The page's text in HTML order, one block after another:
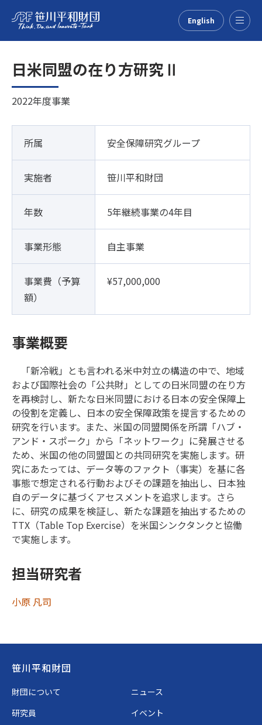
English
日米同盟の在り方研究Ⅱ
2022年度事業
所属 安全保障研究グループ
実施者 笹川平和財団
年数 5年継続事業の4年目
事業形態 自主事業
事業費（予算
額）
¥57,000,000
事業概要
「新冷戦」とも言われる米中対立の構造の中で、地域
および国際社会の「公共財」としての日米同盟の在り方
を再検討し、新たな日米同盟における日本の安全保障上
の役割を定義し、日本の安全保障政策を提言するための
研究を行います。また、米国の同盟関係を所謂「ハブ・
アンド・スポーク」から「ネットワーク」に発展させる
ため、米国の他の同盟国との共同研究を実施します。研
究にあたっては、データ等のファクト（事実）を基に各
事態で想定される行動およびその課題を抽出し、日本独
自のデータに基づくアセスメントを追求します。さら
に、研究の成果を検証し、新たな課題を抽出するための
TTX（Table Top Exercise）を米国シンクタンクと協働
で実施します。
担当研究者
小原 凡司
Footer
笹川平和財団
財団について
ニュース
研究員
イベント